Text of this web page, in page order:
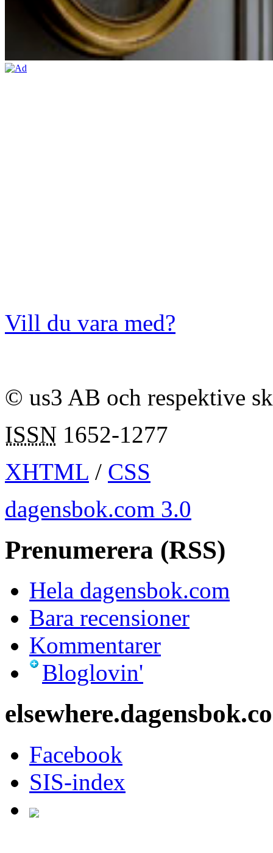
Vill du vara med?
© us3 AB och respektive
ISSN 1652-1277
XHTML / CSS
dagensbok.com 3.0
Prenumerera (RSS)
Hela dagensbok.com
Bara recensioner
Kommentarer
Bloglovin'
Facebook
SIS-index